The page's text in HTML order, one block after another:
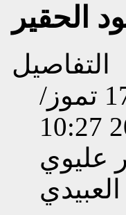
الحقير
التفاصيل
تم إنشاءه بتاريخ الأربعاء, 17 تموز/
عليوي
العبيدي